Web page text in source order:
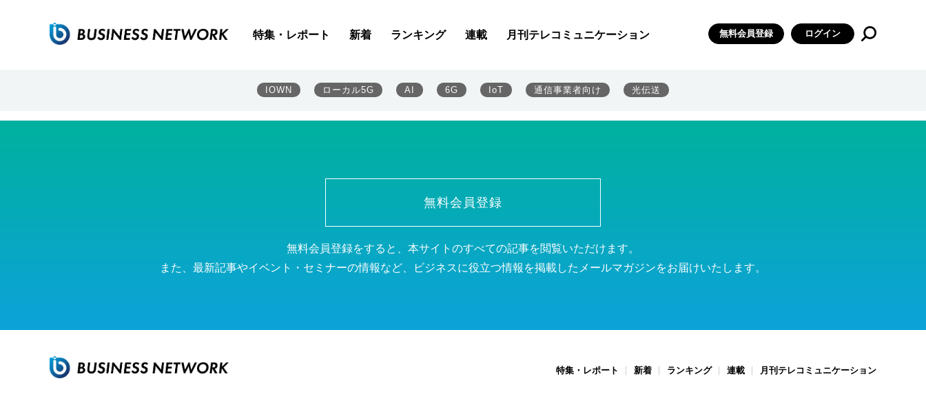
特集・レポート 新着 ランキング 連載 月刊テレコミュニケーション 無料会員登録 ログイン
IOWN ローカル5G AI 6G IoT 通信事業者向け 光伝送
無料会員登録
無料会員登録をすると、本サイトのすべての記事を閲覧いただけます。
また、最新記事やイベント・セミナーの情報など、ビジネスに役立つ情報を掲載したメールマガジンをお届けいたします。
特集・レポート 新着 ランキング 連載 月刊テレコミュニケーション